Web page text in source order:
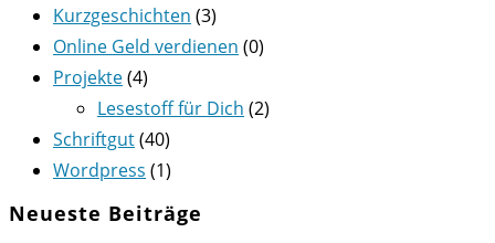
Kurzgeschichten (3)
Online Geld verdienen (0)
Projekte(4)
Lesestoff für Dich (2)
Schriftgut(40)
Wordpress (1)
Neueste Beiträge